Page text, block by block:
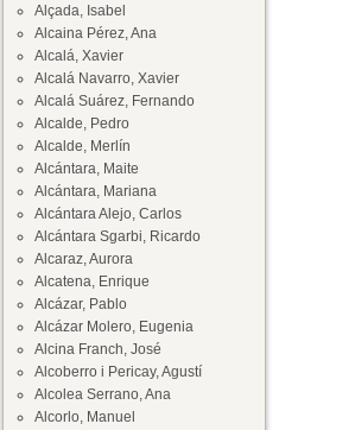
Alçada, Isabel
Alcaina Pérez, Ana
Alcalá, Xavier
Alcalá Navarro, Xavier
Alcalá Suárez, Fernando
Alcalde, Pedro
Alcalde, Merlín
Alcántara, Maite
Alcántara, Mariana
Alcántara Alejo, Carlos
Alcántara Sgarbi, Ricardo
Alcaraz, Aurora
Alcatena, Enrique
Alcázar, Pablo
Alcázar Molero, Eugenia
Alcina Franch, José
Alcoberro i Pericay, Agustí
Alcolea Serrano, Ana
Alcorlo, Manuel